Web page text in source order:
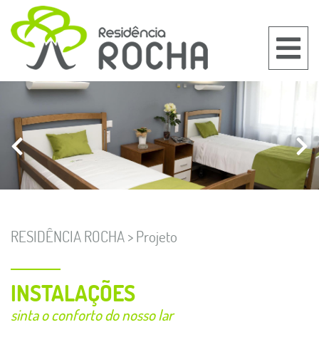
RESIDÊNCIA ROCHA > Projeto
INSTALAÇÕES
sinta o conforto do nosso lar